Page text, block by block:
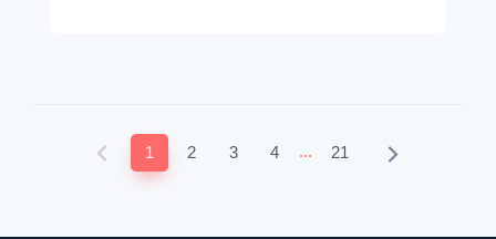
1 2 3 4 ... 21